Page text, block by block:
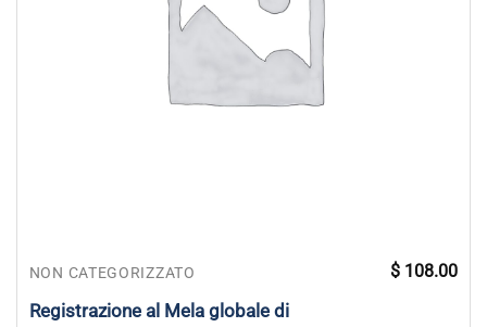
NON CATEGORIZZATO
Registrazione al Mela globale di
$ 108.00